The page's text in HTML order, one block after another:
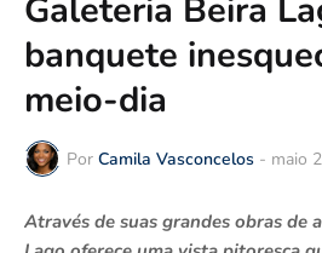
Galeteria Beira
banquete
meio-dia
Por Camila Vasconcelos - maio
Através de suas grandes obras de